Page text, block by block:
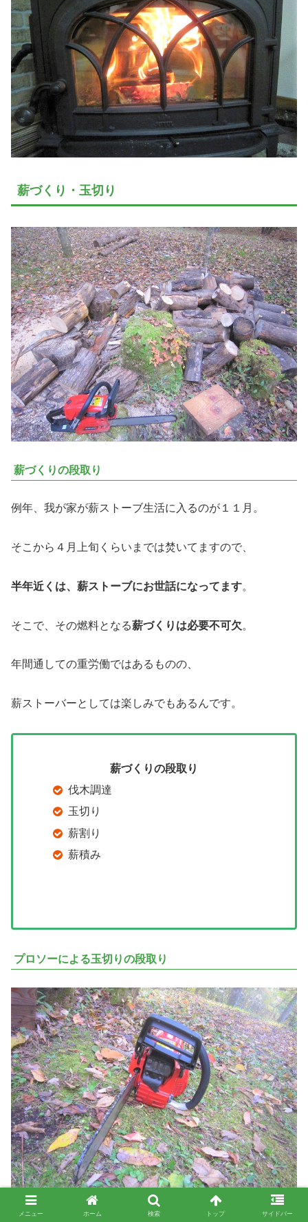
薪づくり・玉切り
薪づくりの段取り
例年、我が家が薪ストーブ生活に入るのが１１月。
そこから４月上旬くらいまでは焚いてますので、
半年近くは、薪ストーブにお世話になってます。
そこで、その燃料となる薪づくりは必要不可欠。
年間通しての重労働ではあるものの、
薪ストーバーとしては楽しみでもあるんです。
薪づくりの段取り
伐木調達
玉切り
薪割り
薪積み
プロソーによる玉切りの段取り
メニュー ホーム 検索 トップ サイドバー